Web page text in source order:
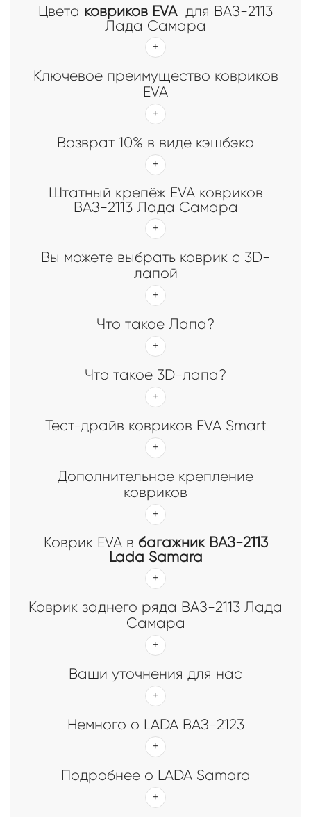
Цвета ковриков EVAдля ВАЗ-2113
Лада Самара
Ключевое преимущество ковриков
EVA
Возврат 10% в виде кэшбэка
Штатный крепёж EVA ковриков
ВАЗ-2113 Лада Самара
Вы можете выбрать коврик с 3D-
лапой
Что такое Лапа?
Что такое 3D-лапа?
Тест-драйв ковриков EVA Smart
Дополнительное крепление
ковриков
Коврик EVA в багажник ВАЗ-2113
Lada Samara
Коврик заднего ряда ВАЗ-2113 Лада
Самара
Ваши уточнения для нас
Немного о LADA ВАЗ-2123
Подробнее о LADA Samara